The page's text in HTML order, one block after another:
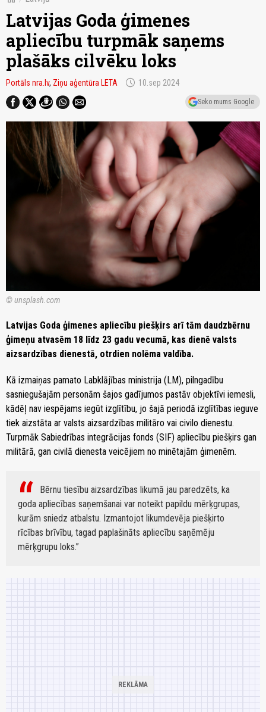
Latvijas Goda ģimenes
apliecību turpmāk saņems
plašāks cilvēku loks
Portāls nra.lv, Ziņu aģentūra LETA schedule 10.sep 2024
Seko mums Google
© unsplash.com
Latvijas Goda ģimenes apliecību piešķirs arī tām daudzbērnu
ģimeņu atvasēm 18 līdz 23 gadu vecumā, kas dienē valsts
aizsardzības dienestā, otrdien nolēma valdība.
Kā izmaiņas pamato Labklājības ministrija (LM), pilngadību
sasniegušajām personām šajos gadījumos pastāv objektīvi iemesli,
kādēļ nav iespējams iegūt izglītību, jo šajā periodā izglītības ieguve
tiek aizstāta ar valsts aizsardzības militāro vai civilo dienestu.
Turpmāk Sabiedrības integrācijas fonds (SIF) apliecību piešķirs gan
militārā, gan civilā dienesta veicējiem no minētajām ģimenēm.
Bērnu tiesību aizsardzības likumā jau paredzēts, ka
goda apliecības saņemšanai var noteikt papildu mērķgrupas,
kurām sniedz atbalstu. Izmantojot likumdevēja piešķirto
rīcības brīvību, tagad paplašināts apliecību saņēmēju
mērķgrupu loks.